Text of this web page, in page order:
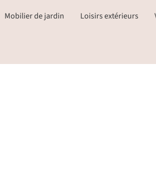
Mobilier de jardin Loisirs extérieurs